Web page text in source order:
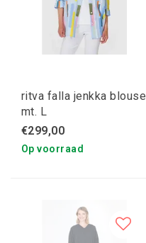
ritva falla jenkka blouse
mt. L
€299,00
Op voorraad